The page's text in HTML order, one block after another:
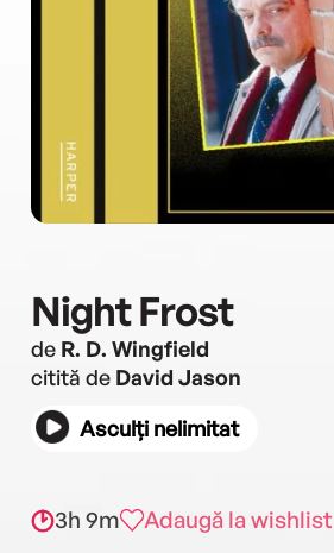
Night Frost
de R. D. Wingfield
citită de David Jason
Asculți nelimitat
3h 9m Adaugă la wishlist